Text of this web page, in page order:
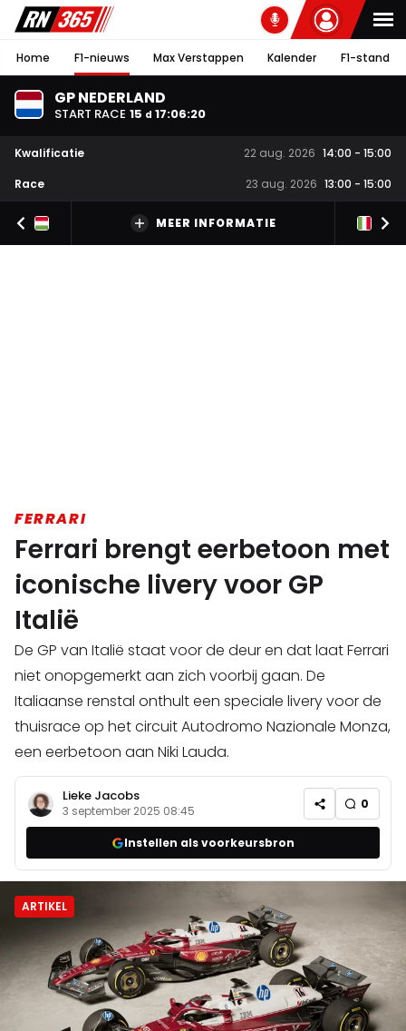
Home F1-nieuws Max Verstappen Kalender F1-stand
GP NEDERLAND
START RACE 15 d 17:06:19
Kwalificatie 22 aug. 2026 14:00 - 15:00
Race
23 aug. 2026 13:00 - 15:00
MEER INFORMATIE
FERRARI
Ferrari brengt eerbetoon met
iconische livery voor GP
Italië
De GP van Italië staat voor de deur en dat laat Ferrari
niet onopgemerkt aan zich voorbij gaan. De
Italiaanse renstal onthult een speciale livery voor de
thuisrace op het circuit Autodromo Nazionale Monza,
een eerbetoon aan Niki Lauda.
Lieke Jacobs
3 september 2025 08:45 0
Instellen als voorkeursbron
ARTIKEL